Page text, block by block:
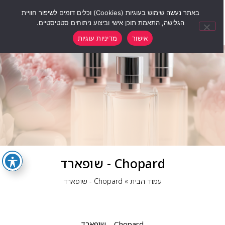
Chopard‏ - שופארד
עמוד הבית» Chopard‏ - שופארד
באתר נעשה שימוש בעוגיות (Cookies) וכלים דומים לשיפור חוויית
הגלישה, התאמת תוכן אישי וביצוע ניתוחים סטטיסטיים.
אישור
מדיניות עוגיות